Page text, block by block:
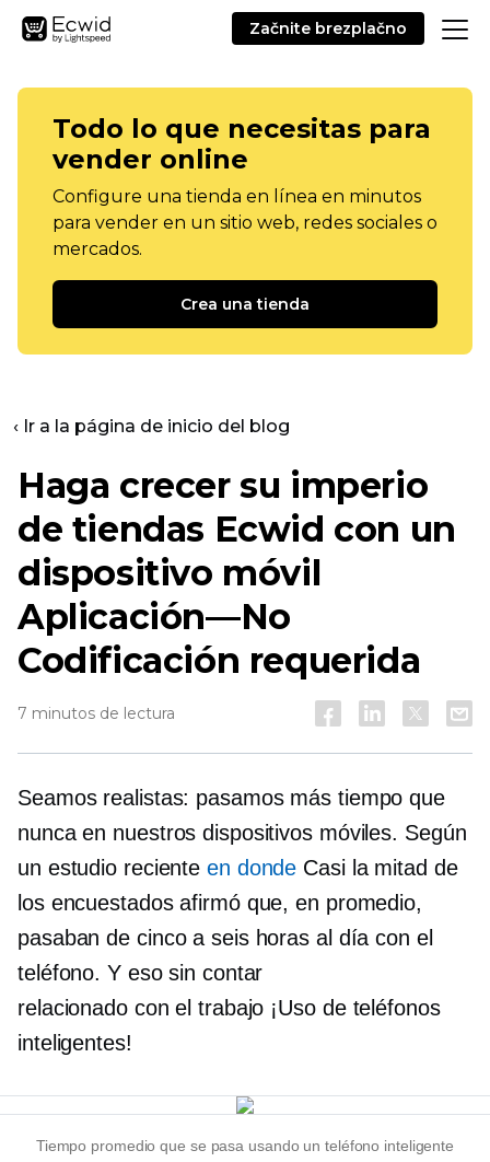
Začnite brezplačno
Todo lo que necesitas para
vender online
Configure una tienda en línea en minutos
para vender en un sitio web, redes sociales o
mercados.
Crea una tienda
‹ Ir a la página de inicio del blog
Haga crecer su imperio
de tiendas Ecwid con un
dispositivo móvil
Aplicación—No
Codificación requerida
7 minutos de lectura
Seamos realistas: pasamos más tiempo que
nunca en nuestros dispositivos móviles. Según
un estudio reciente en donde Casi la mitad de
los encuestados afirmó que, en promedio,
pasaban de cinco a seis horas al día con el
teléfono. Y eso sin contar
relacionado con el trabajo ¡Uso de teléfonos
inteligentes!
Tiempo promedio que se pasa usando un teléfono inteligente